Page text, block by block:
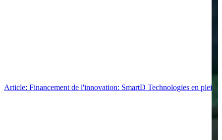
Article: Financement de l'innovation: SmartD Technologies en pleine